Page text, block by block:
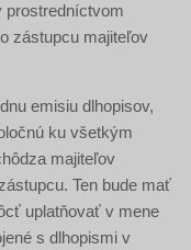
prostredníctvom
zástupcu majiteľov
emisiu dlhopisov,
ku všetkým
majiteľov
Ten bude mať
uplatňovať v mene
s dlhopismi v